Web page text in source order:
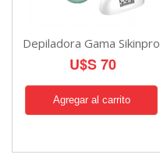
Depiladora Gama Sikinpro
U$S 70